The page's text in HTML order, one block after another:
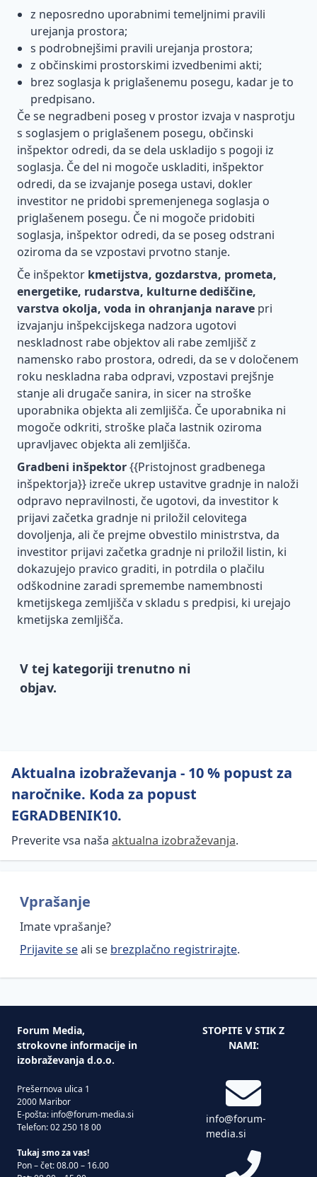
Obveznosti
nadzornika
Ravnanje
odpadki
z neposredno uporabnimi temeljnimi pravili
urejanja prostora;
s podrobnejšimi pravili urejanja prostora;
z občinskimi prostorskimi izvedbenimi akti;
brez soglasja k priglašenemu posegu, kadar je to
predpisano.
Če se negradbeni poseg v prostor izvaja v nasprotju
s soglasjem o priglašenem posegu, občinski
inšpektor odredi, da se dela uskladijo s pogoji iz
soglasja. Če del ni mogoče uskladiti, inšpektor
odredi, da se izvajanje posega ustavi, dokler
investitor ne pridobi spremenjenega soglasja o
priglašenem posegu. Če ni mogoče pridobiti
soglasja, inšpektor odredi, da se poseg odstrani
oziroma da se vzpostavi prvotno stanje.
Če inšpektor kmetijstva, gozdarstva, prometa,
energetike, rudarstva, kulturne dediščine,
varstva okolja, voda in ohranjanja narave pri
izvajanju inšpekcijskega nadzora ugotovi
neskladnost rabe objektov ali rabe zemljišč z
namensko rabo prostora, odredi, da se v določenem
roku neskladna raba odpravi, vzpostavi prejšnje
stanje ali drugače sanira, in sicer na stroške
uporabnika objekta ali zemljišča. Če uporabnika ni
mogoče odkriti, stroške plača lastnik oziroma
upravljavec objekta ali zemljišča.
Gradbeni inšpektor{{Pristojnost gradbenega
inšpektorja}} izreče ukrep ustavitve gradnje in naloži
odpravo nepravilnosti, če ugotovi, da investitor k
prijavi začetka gradnje ni priložil celovitega
dovoljenja, ali če prejme obvestilo ministrstva, da
investitor prijavi začetka gradnje ni priložil listin, ki
dokazujejo pravico graditi, in potrdila o plačilu
odškodnine zaradi spremembe namembnosti
kmetijskega zemljišča v skladu s predpisi, ki urejajo
kmetijska zemljišča.
V tej kategoriji trenutno ni
objav.
Aktualna izobraževanja - 10 % popust za
naročnike. Koda za popust
EGRADBENIK10.
Preverite vsa naša aktualna izobraževanja.
Vprašanje
Imate vprašanje?
Prijavite seali se brezplačno registrirajte.
Forum Media,
strokovne informacije in
izobraževanja d.o.o.
Prešernova ulica 1
2000 Maribor
E-pošta: info@forum-media.si
Telefon: 02 250 18 00
Tukaj smo za vas!
Pon – čet: 08.00 – 16.00
STOPITE V STIK Z
NAMI:
info@forum-
media.si